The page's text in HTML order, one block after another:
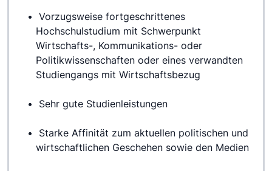
Vorzugsweise fortgeschrittenes
Hochschulstudium mit Schwerpunkt
Wirtschafts-, Kommunikations- oder
Politikwissenschaften oder eines verwandten
Studiengangs mit Wirtschaftsbezug
Sehr gute Studienleistungen
Starke Affinität zum aktuellen politischen und
wirtschaftlichen Geschehen sowie den Medien